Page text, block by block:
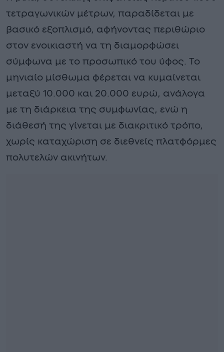
τετραγωνικών μέτρων, παραδίδεται με
βασικό εξοπλισμό, αφήνοντας περιθώριο
στον ενοικιαστή να τη διαμορφώσει
σύμφωνα με το προσωπικό του ύφος. Το
μηνιαίο μίσθωμα φέρεται να κυμαίνεται
μεταξύ 10.000 και 20.000 ευρώ, ανάλογα
με τη διάρκεια της συμφωνίας, ενώ η
διάθεσή της γίνεται με διακριτικό τρόπο,
χωρίς καταχώριση σε διεθνείς πλατφόρμες
πολυτελών ακινήτων.